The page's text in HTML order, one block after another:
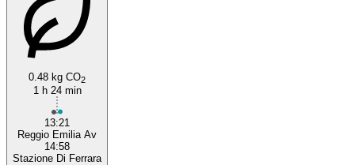
0.48 kg CO2
1 h 24 min
13:21
Reggio Emilia Av
14:58
Stazione Di Ferrara